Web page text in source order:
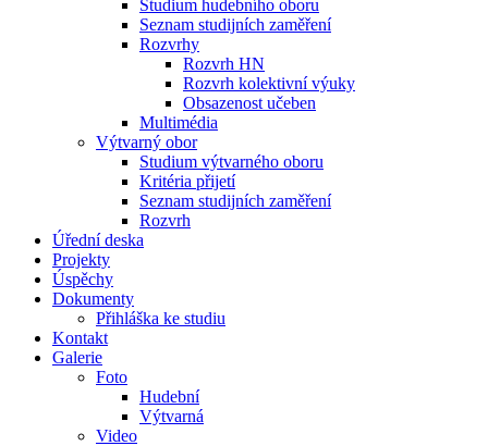
Studium hudebního oboru
Seznam studijních zaměření
Rozvrhy
Rozvrh HN
Rozvrh kolektivní výuky
Obsazenost učeben
Multimédia
Výtvarný obor
Studium výtvarného oboru
Kritéria přijetí
Seznam studijních zaměření
Rozvrh
Úřední deska
Projekty
Úspěchy
Dokumenty
Přihláška ke studiu
Kontakt
Galerie
Foto
Hudební
Výtvarná
Video